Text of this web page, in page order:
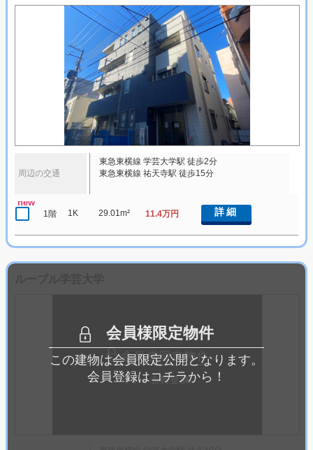
周辺の交通
東急東横線 学芸大学駅 徒歩2分
東急東横線 祐天寺駅 徒歩15分
new
1階 1K 29.01m² 11.4万円 詳細
会員様限定物件
この建物は会員限定公開となります。
会員登録はコチラから！